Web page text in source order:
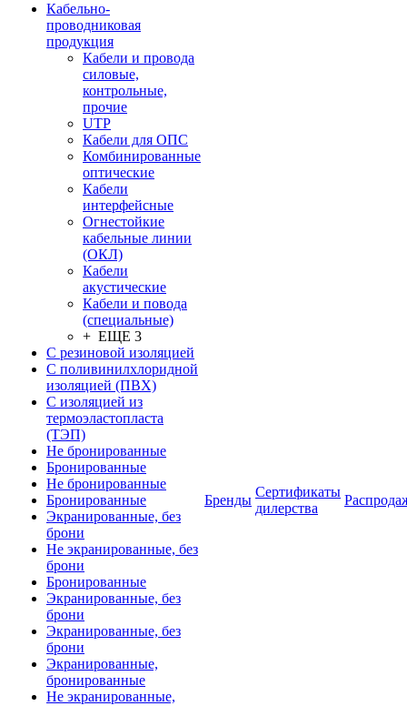
Кабельно-
проводниковая
продукция
Кабели и провода
силовые,
контрольные,
прочие
UTP
Кабели для ОПС
Комбинированные
оптические
Кабели
интерфейсные
Огнестойкие
кабельные линии
(ОКЛ)
Кабели
акустические
Кабели и повода
(специальные)
+ ЕЩЕ 3
С резиновой изоляцией
С поливинилхлоридной
изоляцией (ПВХ)
С изоляцией из
термоэластопласта
(ТЭП)
Не бронированные
Бронированные
Не бронированные
Бронированные
Экранированные, без
брони
Не экранированные, без
брони
Бронированные
Экранированные, без
брони
Экранированные, без
брони
Экранированные,
бронированные
Не экранированные,
Бренды
Сертификаты
дилерства